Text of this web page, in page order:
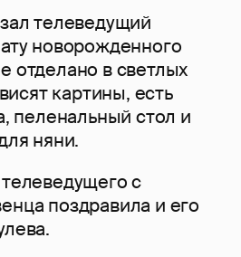
телеведущий
новорожденного
в светлых
картины, есть
пеленальный стол и
няни.
с
поздравила и его